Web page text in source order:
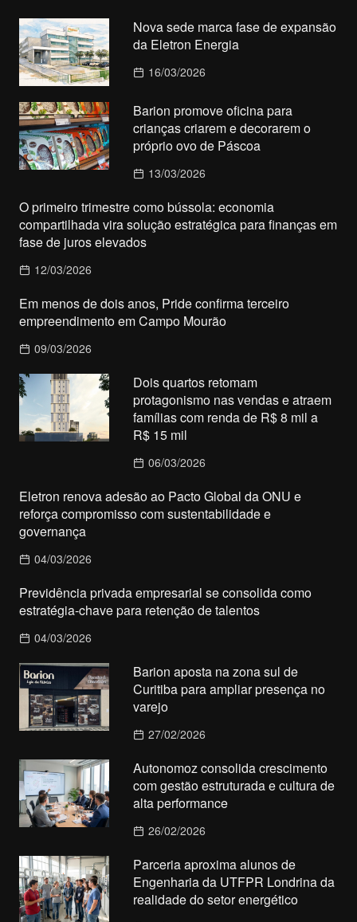
Nova sede marca fase de expansão
da Eletron Energia
16/03/2026
Barion promove oficina para
crianças criarem e decorarem o
próprio ovo de Páscoa
13/03/2026
O primeiro trimestre como bússola: economia
compartilhada vira solução estratégica para finanças em
fase de juros elevados
12/03/2026
Em menos de dois anos, Pride confirma terceiro
empreendimento em Campo Mourão
09/03/2026
Dois quartos retomam
protagonismo nas vendas e atraem
famílias com renda de R$ 8 mil a
R$ 15 mil
06/03/2026
Eletron renova adesão ao Pacto Global da ONU e
reforça compromisso com sustentabilidade e
governança
04/03/2026
Previdência privada empresarial se consolida como
estratégia-chave para retenção de talentos
04/03/2026
Barion aposta na zona sul de
Curitiba para ampliar presença no
varejo
27/02/2026
Autonomoz consolida crescimento
com gestão estruturada e cultura de
alta performance
26/02/2026
Parceria aproxima alunos de
Engenharia da UTFPR Londrina da
realidade do setor energético